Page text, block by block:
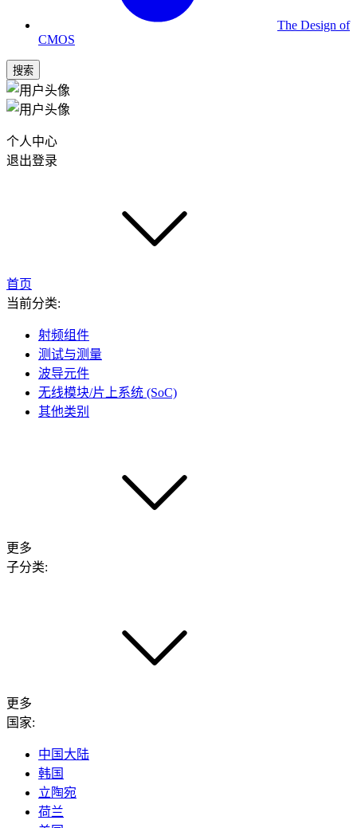
The Design of
CMOS
搜索
个人中心
退出登录
首页
当前分类:
射频组件
测试与测量
波导元件
无线模块/片上系统 (SoC)
其他类别
更多
子分类:
更多
国家:
中国大陆
韩国
立陶宛
荷兰